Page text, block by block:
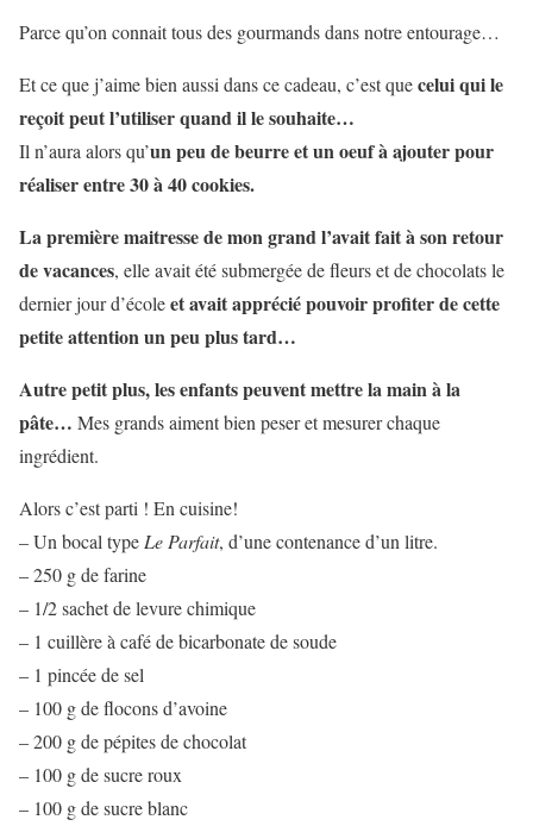
Parce qu’on connait tous des gourmands dans notre entourage…
Et ce que j’aime bien aussi dans ce cadeau, c’est quecelui qui le
reçoit peut l’utiliser quand il le souhaite…
Il n’aura alors qu’un peu de beurre et un oeuf à ajouter pour
réaliser entre 30 à 40 cookies.
La première maitresse de mon grand l’avait fait à son retour
de vacances, elle avait été submergée de fleurs et de chocolats le
dernier jour d’écoleet avait apprécié pouvoir profiter de cette
petite attention un peu plus tard…
Autre petit plus, les enfants peuvent mettre la main à la
pâte… Mes grands aiment bien peser et mesurer chaque
ingrédient.
Alors c’est parti ! En cuisine!
– Un bocal type Le Parfait, d’une contenance d’un litre.
– 250 g de farine
– 1/2 sachet de levure chimique
– 1 cuillère à café de bicarbonate de soude
– 1 pincée de sel
– 100 g de flocons d’avoine
– 200 g de pépites de chocolat
– 100 g de sucre roux
– 100 g de sucre blanc